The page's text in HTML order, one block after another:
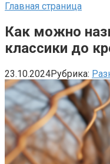
Главная страница
Как можно
классики до
23.10.2024Рубрика: